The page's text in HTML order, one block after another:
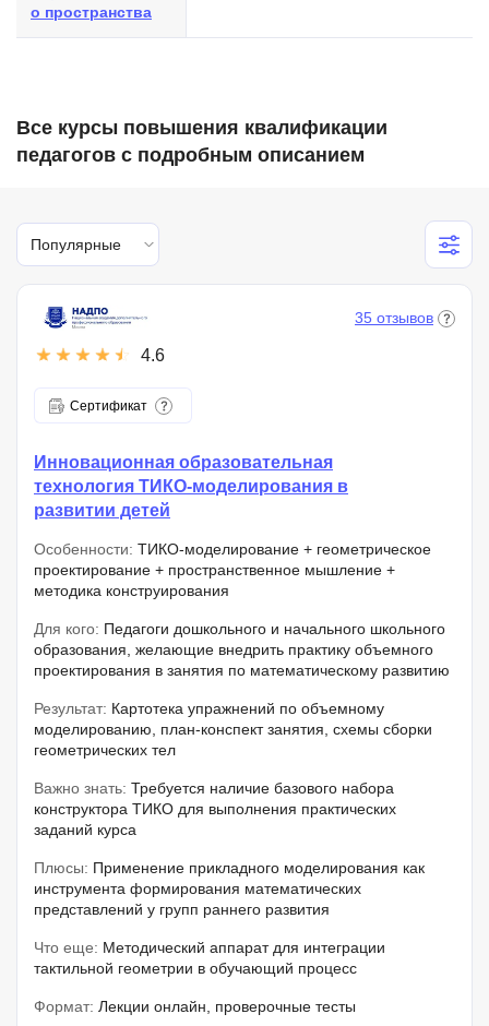
о пространства
Все курсы повышения квалификации
педагогов с подробным описанием
Популярные
4.6
35 отзывов
Сертификат
Инновационная образовательная
технология ТИКО-моделирования в
развитии детей
Особенности: ТИКО-моделирование + геометрическое
проектирование + пространственное мышление +
методика конструирования
Для кого: Педагоги дошкольного и начального школьного
образования, желающие внедрить практику объемного
проектирования в занятия по математическому развитию
Результат: Картотека упражнений по объемному
моделированию, план-конспект занятия, схемы сборки
геометрических тел
Важно знать: Требуется наличие базового набора
конструктора ТИКО для выполнения практических
заданий курса
Плюсы: Применение прикладного моделирования как
инструмента формирования математических
представлений у групп раннего развития
Что еще: Методический аппарат для интеграции
тактильной геометрии в обучающий процесс
Формат: Лекции онлайн, проверочные тесты